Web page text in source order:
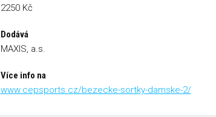
2250 Kč
Dodává
MAXIS, a.s.
Více info na
www.cepsports.cz/bezecke-sortky-damske-2/